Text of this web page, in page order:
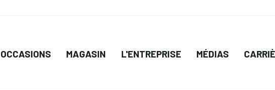
MAGASIN L'ENTREPRISE MÉDIAS